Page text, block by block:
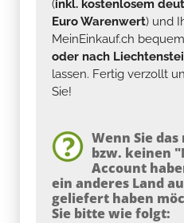
(inkl. kostenlosem
Euro Warenwert) und
MeinEinkauf.ch
oder nach
lassen. Fertig verzollt
Sie!
Wenn Sie
bzw. keinen
Account
ein anderes Land
geliefert haben
Sie bitte wie folgt: